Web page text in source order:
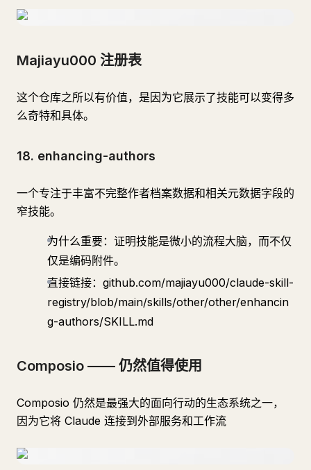
Majiayu000 注册表
这个仓库之所以有价值，是因为它展示了技能可以变得多
么奇特和具体。
18. enhancing-authors
一个专注于丰富不完整作者档案数据和相关元数据字段的
窄技能。
为什么重要：证明技能是微小的流程大脑，而不仅
仅是编码附件。
直接链接：github.com/majiayu000/claude-skill-
registry/blob/main/skills/other/other/enhancin
g-authors/SKILL.md
Composio —— 仍然值得使用
Composio 仍然是最强大的面向行动的生态系统之一，
因为它将 Claude 连接到外部服务和工作流